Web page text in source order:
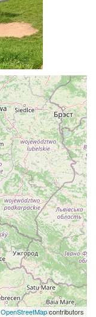
OpenStreetMapcontributors